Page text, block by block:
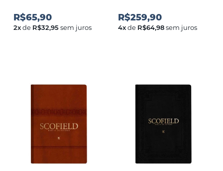
R$65,90
2xde R$32,95sem juros
R$259,90
4xde R$64,98sem juros